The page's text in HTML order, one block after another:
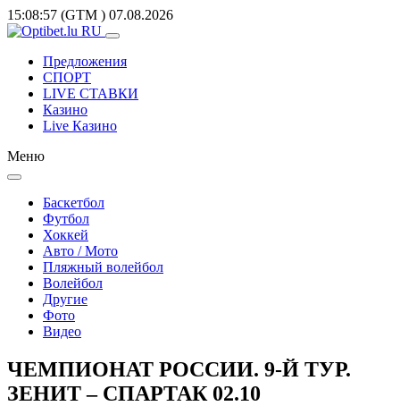
15:08:57 (GTM ) 07.08.2026
Предложения
СПОРТ
LIVE СТАВКИ
Казино
Live Казино
Меню
Баскетбол
Футбол
Хоккей
Авто / Мото
Пляжный волейбол
Волейбол
Другие
Фото
Видео
ЧЕМПИОНАТ РОССИИ. 9-Й ТУР.
ЗЕНИТ – СПАРТАК 02.10